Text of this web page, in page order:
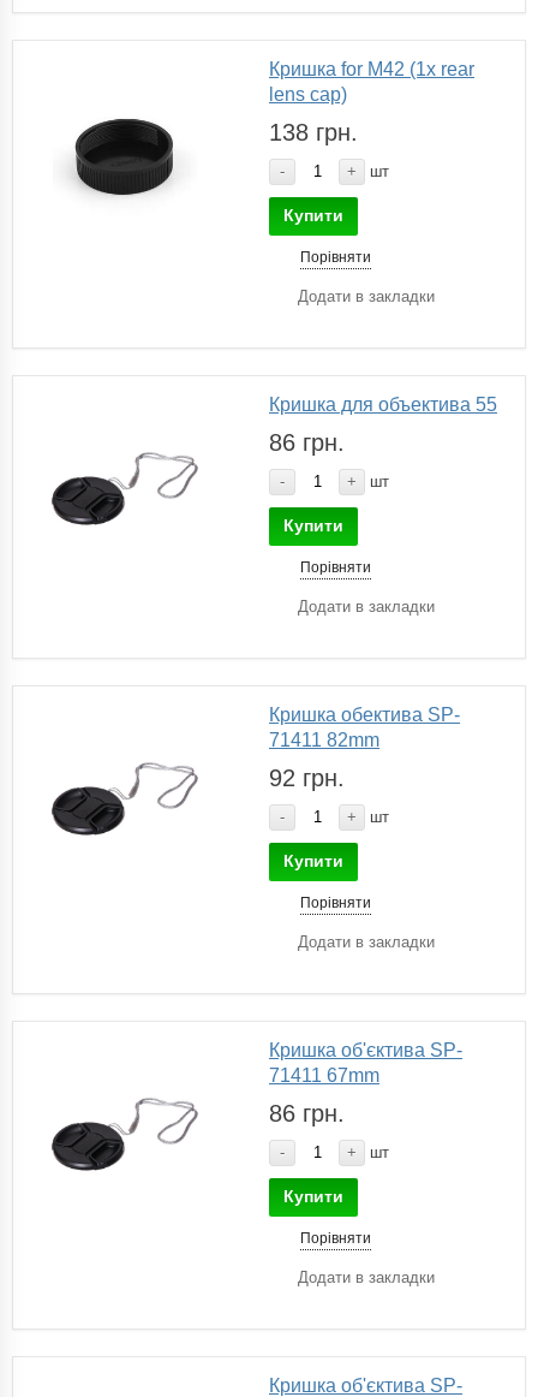
Кришка for M42 (1x rear
lens cap)
138 грн.
- + шт
Купити
Порівняти
Додати в закладки
Кришка для объектива 55
86 грн.
- + шт
Купити
Порівняти
Додати в закладки
Кришка обектива SP-
71411 82mm
92 грн.
- + шт
Купити
Порівняти
Додати в закладки
Кришка об'єктива SP-
71411 67mm
86 грн.
- + шт
Купити
Порівняти
Додати в закладки
Кришка об'єктива SP-